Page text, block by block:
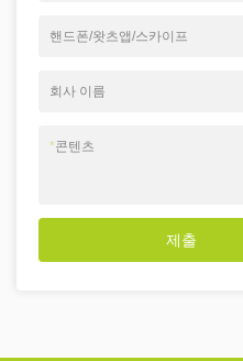
핸드폰/왓츠앱/스카이프
회사 이름
*콘텐츠
제출